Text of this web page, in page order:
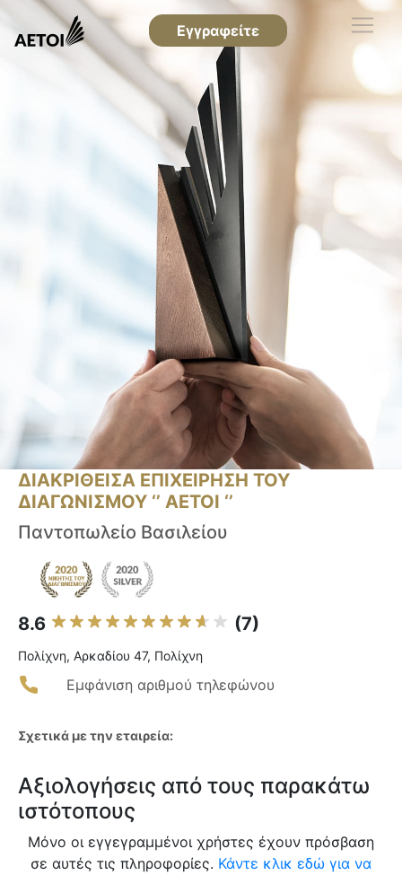
Εγγραφείτε
ΔΙΑΚΡΙΘΕΙΣΑ ΕΠΙΧΕΙΡΗΣΗ ΤΟΥ
ΔΙΑΓΩΝΙΣΜΟΥ ‘’ ΑΕΤΟΙ ‘’
Παντοπωλείο Βασιλείου
8.6 (7)
Πολίχνη, Αρκαδίου 47, Πολίχνη
Εμφάνιση αριθμού τηλεφώνου
Σχετικά με την εταιρεία:
Αξιολογήσεις από τους παρακάτω
ιστότοπους
Μόνο οι εγγεγραμμένοι χρήστες έχουν πρόσβαση
σε αυτές τις πληροφορίες. Κάντε κλικ εδώ για να